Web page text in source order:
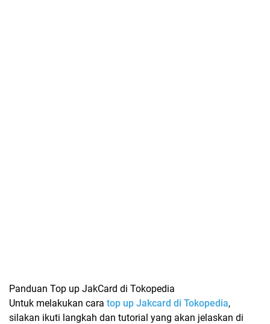
Panduan Top up JakCard di Tokopedia
Untuk melakukan cara top up Jakcard di Tokopedia,
silakan ikuti langkah dan tutorial yang akan jelaskan di